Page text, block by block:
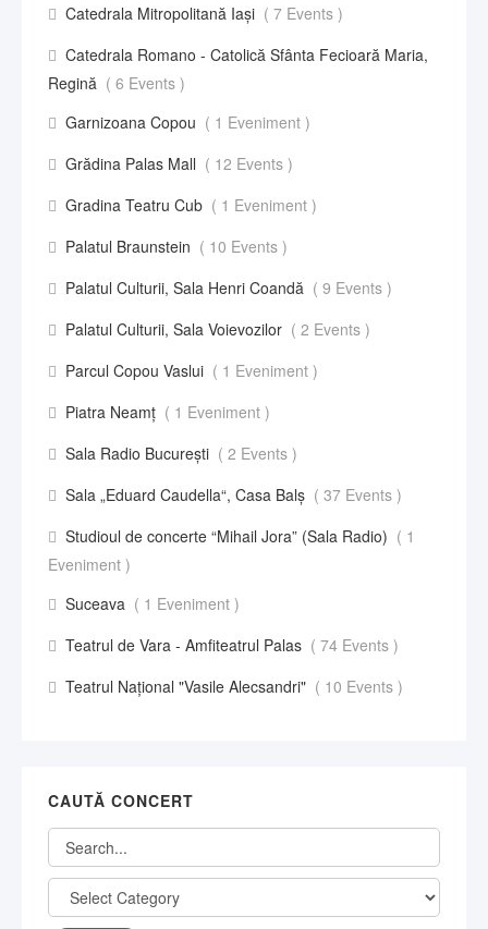
Catedrala Mitropolitană Iași ( 7 Events )
Catedrala Romano - Catolică Sfânta Fecioară Maria,
Regină ( 6 Events )
Garnizoana Copou ( 1 Eveniment )
Grădina Palas Mall ( 12 Events )
Gradina Teatru Cub ( 1 Eveniment )
Palatul Braunstein ( 10 Events )
Palatul Culturii, Sala Henri Coandă ( 9 Events )
Palatul Culturii, Sala Voievozilor ( 2 Events )
Parcul Copou Vaslui ( 1 Eveniment )
Piatra Neamț ( 1 Eveniment )
Sala Radio București ( 2 Events )
Sala „Eduard Caudella“, Casa Balş ( 37 Events )
Studioul de concerte “Mihail Jora” (Sala Radio) ( 1
Eveniment )
Suceava ( 1 Eveniment )
Teatrul de Vara - Amfiteatrul Palas ( 74 Events )
Teatrul Național "Vasile Alecsandri" ( 10 Events )
CAUTĂ CONCERT